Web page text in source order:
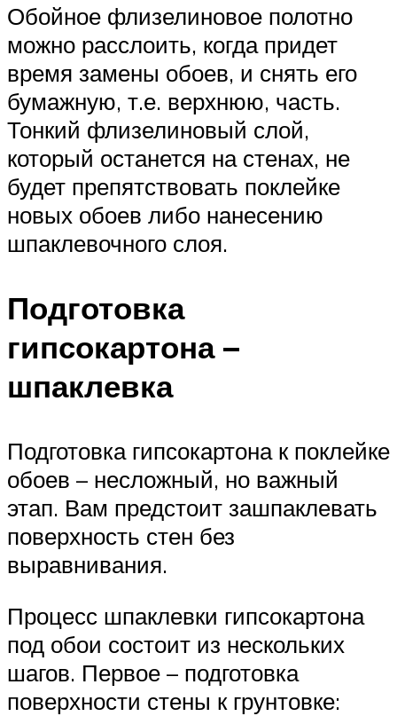
Обойное флизелиновое полотно
можно расслоить, когда придет
время замены обоев, и снять его
бумажную, т.е. верхнюю, часть.
Тонкий флизелиновый слой,
который останется на стенах, не
будет препятствовать поклейке
новых обоев либо нанесению
шпаклевочного слоя.
Подготовка
гипсокартона –
шпаклевка
Подготовка гипсокартона к поклейке
обоев – несложный, но важный
этап. Вам предстоит зашпаклевать
поверхность стен без
выравнивания.
Процесс шпаклевки гипсокартона
под обои состоит из нескольких
шагов. Первое – подготовка
поверхности стены к грунтовке: